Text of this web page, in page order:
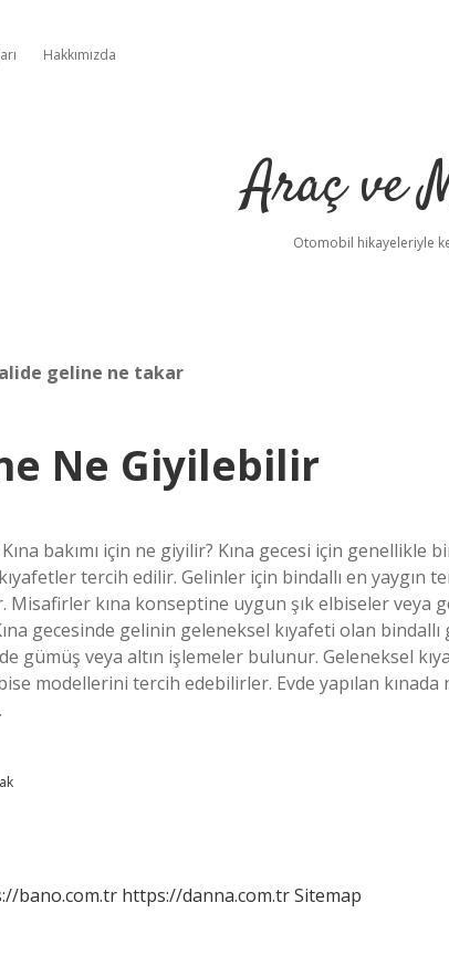
Hakkımızda
Araç ve
Otomobil hikayeleriyle
geline ne takar
Ne Giyilebilir
bakımı için ne giyilir? Kına gecesi için genellikle
tercih edilir. Gelinler için bindallı en yaygın
Misafirler kına konseptine uygun şık elbiseler veya
gecesinde gelinin geleneksel kıyafeti olan bindallı
gümüş veya altın işlemeler bulunur. Geleneksel
modellerini tercih edebilirler. Evde yapılan
bano.com.tr https://danna.com.trSitemap